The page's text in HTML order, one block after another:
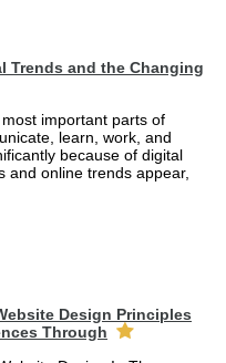
Trends and the Changing
important parts of
learn, work, and
because of digital
and online trends appear,
Design Principles
Through